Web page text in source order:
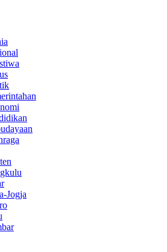
Jogja